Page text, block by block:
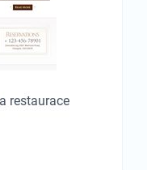
restaurace